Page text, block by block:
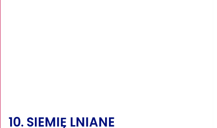
10. SIEMIĘ LNIANE